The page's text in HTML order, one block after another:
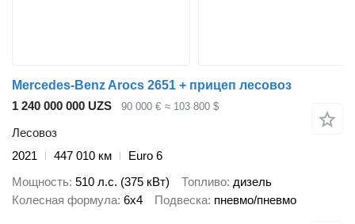
Mercedes-Benz Arocs 2651 + прицеп лесовоз
1 240 000 000 UZS
90 000 € ≈ 103 800 $
Лесовоз
2021
447 010 км
Euro 6
Мощность 510 л.с. (375 кВт) Топливо дизель
Колесная формула 6x4 Подвеска пневмо/пневмо